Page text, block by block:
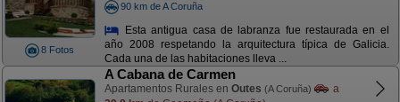
8 Fotos
90 km de A Coruña
Esta antigua casa de labranza fue restaurada en el
año 2008 respetando la arquitectura típica de Galicia.
Cada una de las habitaciones lleva ...
A Cabana de Carmen
Apartamentos Rurales en Outes (A Coruña)
a